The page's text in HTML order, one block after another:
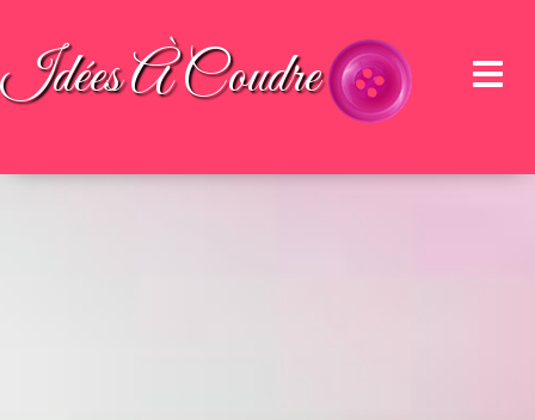
Idées À Coudre